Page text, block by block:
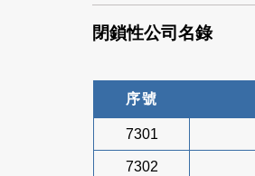
閉鎖性公司名錄
序號
7301
7302